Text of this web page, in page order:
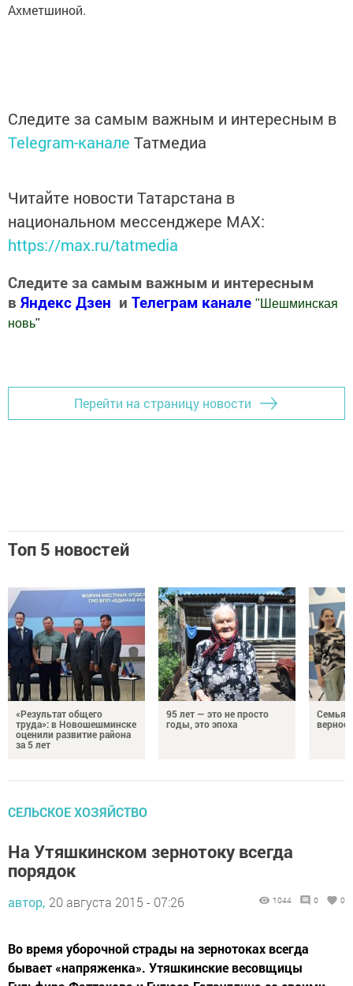
Ахметшиной.
Следите за самым важным и интересным в
Telegram-канале Татмедиа
Читайте новости Татарстана в
национальном мессенджере MАХ:
https://max.ru/tatmedia
Следите за самым важным и интересным
в Яндекс Дзен и Телеграм канале " Шешминская
новь"
Перейти на страницу новости
Топ 5 новостей
«Результат общего
труда»: в Новошешминске
оценили развитие района
за 5 лет
95 лет — это не просто
годы, это эпоха
Семья
СЕЛЬСКОЕ ХОЗЯЙСТВО
На Утяшкинском зернотоку всегда
порядок
автор, 20 августа 2015 - 07:26 1044 0 0
Во время уборочной страды на зернотоках всегда
бывает «напряженка». Утяшкинские весовщицы